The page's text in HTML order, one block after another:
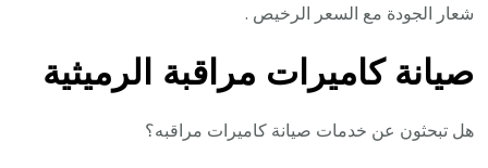
شعار الجودة مع السعر الرخيص .
صيانة كاميرات مراقبة الرميثية
هل تبحثون عن خدمات صيانة كاميرات مراقبه؟